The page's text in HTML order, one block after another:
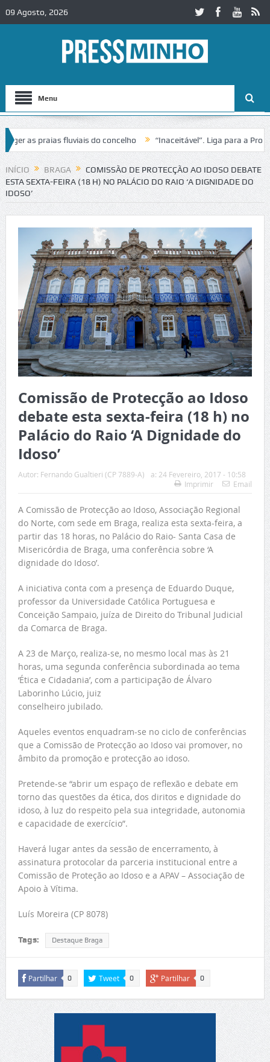
09 Agosto, 2026
Menu
as praias fluviais do concelho “Inaceitável”. Liga para a Proteção
de trânsito no IC2 em Alcobaça Igreja do Castelo de
INÍCIO BRAGA
COMISSÃO DE PROTECÇÃO AO IDOSO DEBATE
ESTA SEXTA-FEIRA (18 H) NO PALÁCIO DO RAIO ‘A DIGNIDADE DO
IDOSO’
Comissão de Protecção ao Idoso
debate esta sexta-feira (18 h) no
Palácio do Raio ‘A Dignidade do
Idoso’
Autor: Fernando Gualtieri (CP 7889-A) a: 24 Fevereiro, 2017 - 10:58
Imprimir
Email
A Comissão de Protecção ao Idoso, Associação Regional
do Norte, com sede em Braga, realiza esta sexta-feira, a
partir das 18 horas, no Palácio do Raio- Santa Casa de
Misericórdia de Braga, uma conferência sobre ‘A
dignidade do Idoso’.
A iniciativa conta com a presença de Eduardo Duque,
professor da Universidade Católica Portuguesa e
Conceição Sampaio, juíza de Direito do Tribunal Judicial
da Comarca de Braga.
A 23 de Março, realiza-se, no mesmo local mas às 21
horas, uma segunda conferência subordinada ao tema
‘Ética e Cidadania’, com a participação de Álvaro
Laborinho Lúcio, juiz
conselheiro jubilado.
Aqueles eventos enquadram-se no ciclo de conferências
que a Comissão de Protecção ao Idoso vai promover, no
âmbito da promoção e protecção ao idoso.
Pretende-se “abrir um espaço de reflexão e debate em
torno das questões da ética, dos diritos e dignidade do
idoso, à luz do respeito pela sua integridade, autonomia
e capacidade de exercício”.
Haverá lugar antes da sessão de encerramento, à
assinatura protocolar da parceria institucional entre a
Comissão de Proteção ao Idoso e a APAV – Associação de
Apoio à Vítima.
Luís Moreira (CP 8078)
Tags: Destaque Braga
Partilhar 0 Tweet 0 Partilhar 0